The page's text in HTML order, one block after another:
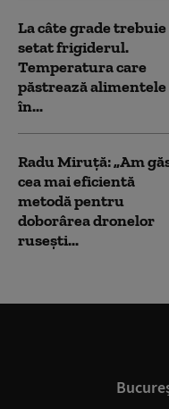
La câte grade trebuie
setat frigiderul.
Temperatura care
păstrează alimentele
în...
Radu Miruță: „Am
cea mai eficientă
metodă pentru
doborârea dronelor
rusești...